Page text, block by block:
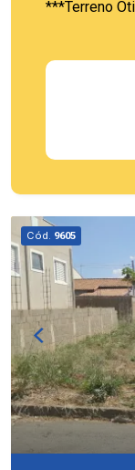
Pardo/SP
***Terreno
Cód. 9605